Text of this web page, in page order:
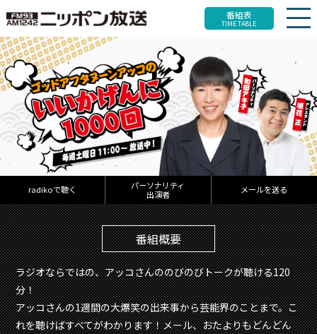
番組表
TIME TABLE
radikoで聴く
パーソナリティ
出演者
メールを送る
番組概要
ラジオならではの、アッコさんののびのびトークが聴ける120
分！
アッコさんの1週間の大爆笑の出来事から芸能界のことまで。こ
れを聴けばすべてがわかります！メール、おたよりもどんどん